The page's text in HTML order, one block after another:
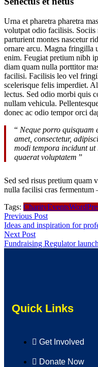
Urna et pharetra pharetra
volutpat odio facilisis. Sociis
parturient montes nascetur
ornare arcu. Magna fringilla
enim. Feugiat pretium nibh
diam quam nulla porttitor
facilisi. Facilisis leo vel
scelerisque felis imperdiet.
lectus. Sed odio morbi quis
nullam vehicula.
donec ac odio tempor orci
“ Neque porro quisquam
amet, consectetur,
modi tempora incidunt ut
quaerat voluptatem ”
Sed sed risus pretium quam
nulla facilisi cras fermentum
Tags: CharityEvents
Previous Post
Ideas and inspiration for
Next Post
Fundraising Regulator
Quick Links
Get Involved
Donate Now